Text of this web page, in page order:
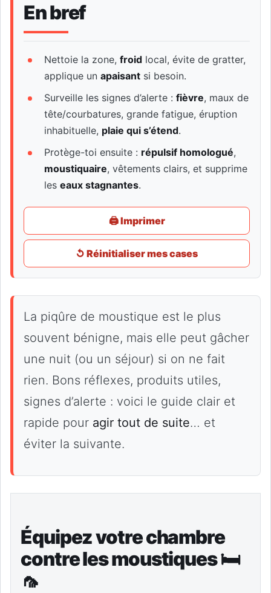
En bref
Nettoie la zone, froidlocal, évite de gratter,
applique un apaisantsi besoin.
Surveille les signes d’alerte : fièvre, maux de
tête/courbatures, grande fatigue, éruption
inhabituelle, plaie qui s’étend.
Protège-toi ensuite : répulsif homologué,
moustiquaire, vêtements clairs, et supprime
les eaux stagnantes.
🖨️ Imprimer
↺ Réinitialiser mes cases
La piqûre de moustique est le plus
souvent bénigne, mais elle peut gâcher
une nuit (ou un séjour) si on ne fait
rien. Bons réflexes, produits utiles,
signes d’alerte : voici le guide clair et
rapide pour agir tout de suite… et
éviter la suivante.
Équipez votre chambre
contre les moustiques 🛏️
🦟